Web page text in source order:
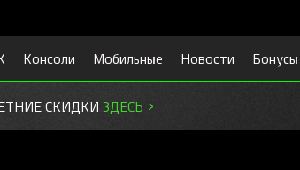
Консоли Мобильные Новости Бонусы
СКИДКИ ЗДЕСЬ >